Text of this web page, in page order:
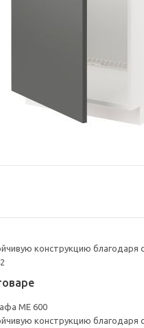
конструкцию
ME 600
конструкцию